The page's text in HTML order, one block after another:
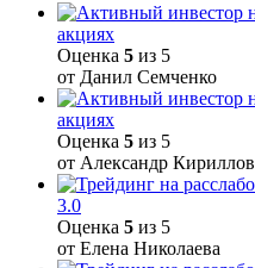
акциях
Оценка 5 из 5
от Данил Семченко
акциях
Оценка 5 из 5
от Александр Кириллов
3.0
Оценка 5 из 5
от Елена Николаева